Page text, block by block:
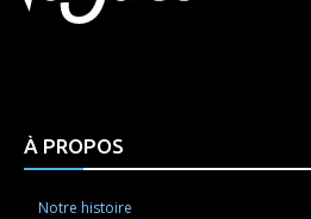
À PROPOS
Notre histoire